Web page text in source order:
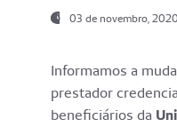
03 de novembro, 2020
Informamos a
prestador
beneficiários da